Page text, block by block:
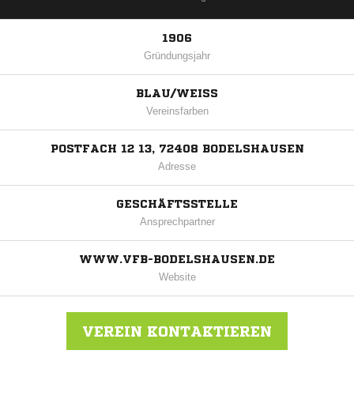
1906
Gründungsjahr
BLAU/WEISS
Vereinsfarben
POSTFACH 12 13, 72408 BODELSHAUSEN
Adresse
GESCHÄFTSSTELLE
Ansprechpartner
WWW.VFB-BODELSHAUSEN.DE
Website
VEREIN KONTAKTIEREN